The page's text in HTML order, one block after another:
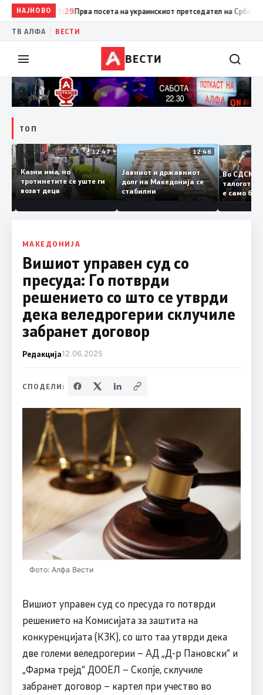
НАЈНОВО
15:29 Прва посета на украинскиот претседател на Србија:
ТВ АЛФА ВЕСТИ
ВЕСТИ
ТОП
12:50
и
12:47
Казни има, но
тротинетите се уште ги
возат деца
12:46
Јавниот и државниот
долг на Македонија се
стабилни
Во
е само
копија
Заев
МАКЕДОНИЈА
Вишиот управен суд со
пресуда: Го потврди
решението со што се утврди
дека веледрогерии склучиле
забранет договор
Редакција12.06.2025
СПОДЕЛИ:
Фото: Алфа Вести
Вишиот управен суд со пресуда го потврди
решението на Комисијата за заштита на
конкуренцијата (КЗК), со што таа утврди дека
две големи веледрогерии – АД „Д-р Пановски“ и
„Фарма трејд“ ДООЕЛ – Скопје, склучиле
забранет договор – картел при учество во